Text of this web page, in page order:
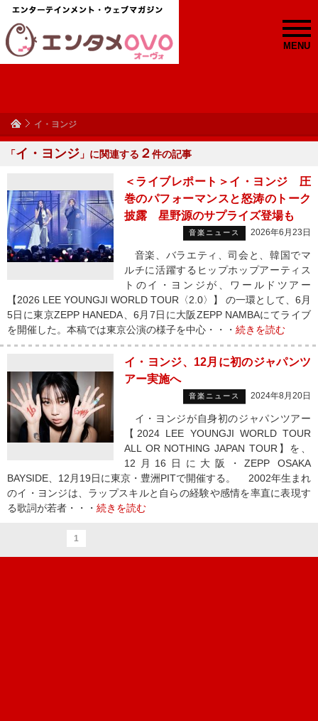
MENU
イ・ヨンジ
「イ・ヨンジ 」に関連する ２件の記事
＜ライブレポート＞イ・ヨンジ 圧
巻のパフォーマンスと怒涛のトーク
披露 星野源のサプライズ登場も
音楽ニュース 2026年6月23日
音楽、バラエティ、司会と、韓国でマ
ルチに活躍するヒップホップアーティス
トのイ・ヨンジが、ワールドツアー
【2026 LEE YOUNGJI WORLD TOUR〈2.0〉】 の一環として、6月
5日に東京ZEPP HANEDA、6月7日に大阪ZEPP NAMBAにてライブ
を開催した。本稿では東京公演の様子を中心・・・ 続きを読む
イ・ヨンジ、12月に初のジャパンツ
アー実施へ
音楽ニュース 2024年8月20日
イ・ヨンジが自身初のジャパンツアー
【2024 LEE YOUNGJI WORLD TOUR
ALL OR NOTHING JAPAN TOUR】を、
12月16日に大阪・ZEPP OSAKA
BAYSIDE、12月19日に東京・豊洲PITで開催する。 2002年生まれ
のイ・ヨンジは、ラップスキルと自らの経験や感情を率直に表現す
る歌詞が若者・・・ 続きを読む
1